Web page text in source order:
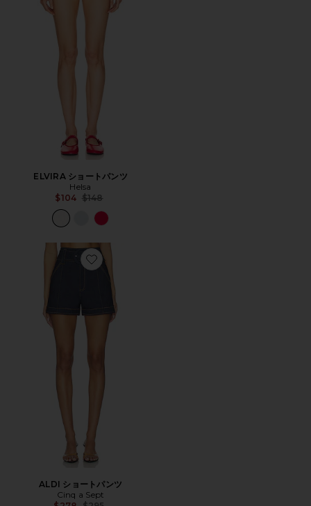
ELVIRA ショートパンツ
Helsa
$104 Previous price:
$148
Favorite ALDI ショートパンツ
ALDI ショートパンツ
Cinq a Sept